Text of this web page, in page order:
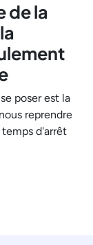
de la
poser est la
reprendre
d'arrêt